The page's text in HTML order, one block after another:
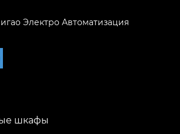
Электро Автоматизация
шкафы